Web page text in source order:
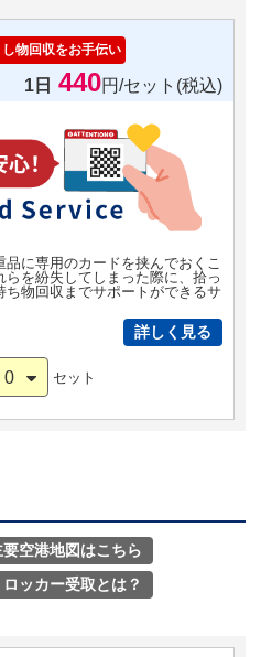
物回収をお手伝い
1日 440円/セット(税込)
に専用のカードを挟んでおくこ
を紛失してしまった際に、拾っ
物回収までサポートができるサ
詳しく見る
0 セット
要空港地図はこちら
ロッカー受取とは？